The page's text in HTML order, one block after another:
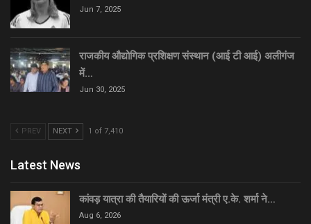
Jun 7, 2025
राजकीय औद्योगिक प्रशिक्षण संस्थान (आई टी आई) अलीगंज
में…
Jun 30, 2025
PREV NEXT 1 of 7,410
Latest News
कांवड़ यात्रा की तैयारियों की ऊर्जा मंत्री ए.के. शर्मा ने…
Aug 6, 2026